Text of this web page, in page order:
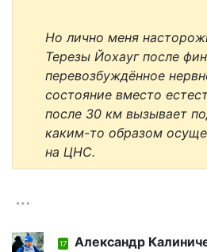
Но лично меня
Терезы Йохауг после
перевозбуждённое
состояние вместо
после 30 км вызывает
каким-то образом
на ЦНС.
17 Александр